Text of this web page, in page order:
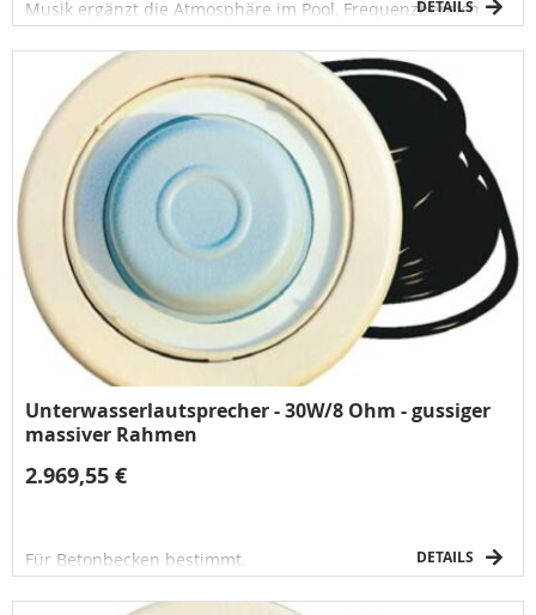
Musik ergänzt die Atmosphäre im Pool, Frequenzbereich
100–10.000Hz, Leistung 30W, max. Wassertiefe 3m, Gewicht
3,5 kg
DETAILS
Unterwasserlautsprecher - 30W/8 Ohm - gussiger
massiver Rahmen
2.969,55 €
Für Betonbecken bestimmt. DETAILS